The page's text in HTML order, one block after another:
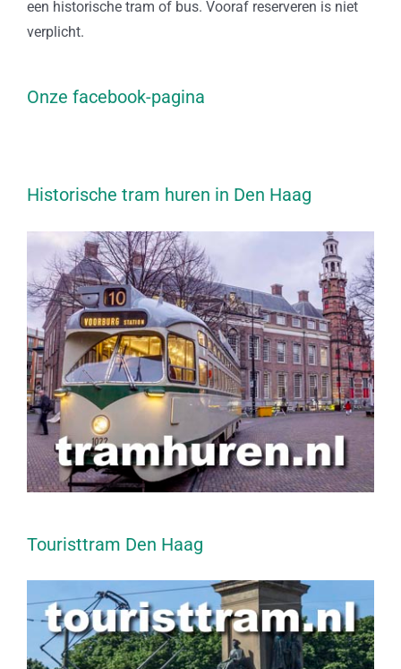
een historische tram of bus. Vooraf reserveren is niet
verplicht.
Onze facebook-pagina
Historische tram huren in Den Haag
Touristtram Den Haag